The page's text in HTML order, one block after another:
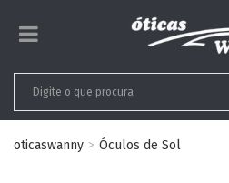
oticaswanny Óculos de Sol